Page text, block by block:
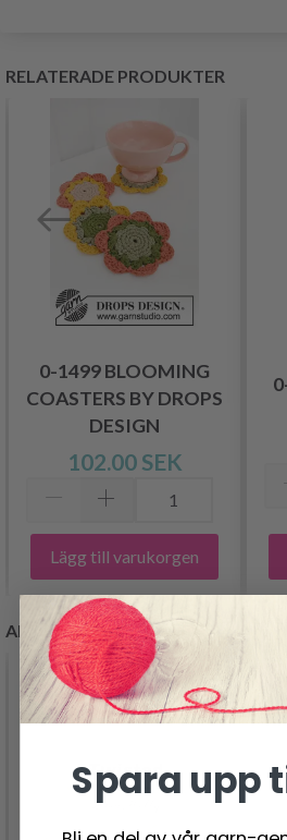
RELATERADE PRODUKTER
0-1499 BLOOMING
COASTERS BY DROPS
DESIGN
102.00 SEK
Lägg till varukorgen
ANDRA KUNDER KÖPTE
Spara upp